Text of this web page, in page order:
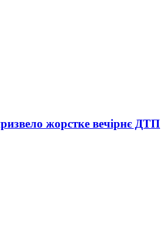
жорстке вечірнє ДТП